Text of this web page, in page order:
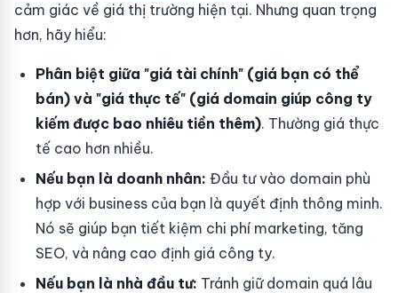
cảm giác về giá thị trường hiện tại. Nhưng quan trọng
hơn, hãy hiểu:
Phân biệt giữa "giá tài chính" (giá bạn có thể
bán) và "giá thực tế" (giá domain giúp công ty
kiếm được bao nhiêu tiền thêm). Thường giá thực
tế cao hơn nhiều.
Nếu bạn là doanh nhân: Đầu tư vào domain phù
hợp với business của bạn là quyết định thông minh.
Nó sẽ giúp bạn tiết kiệm chi phí marketing, tăng
SEO, và nâng cao định giá công ty.
Nếu bạn là nhà đầu tư: Tránh giữ domain quá lâu